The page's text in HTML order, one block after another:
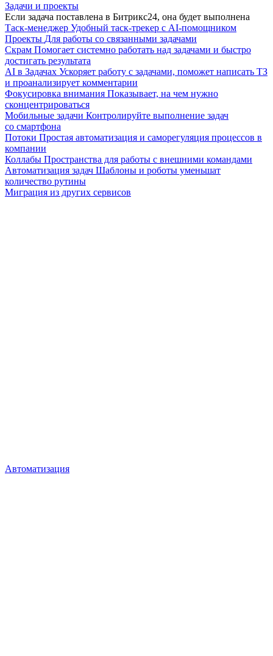
Задачи и проекты
Если задача поставлена в Битрикс24, она будет выполнена
Таск-менеджер Удобный таск-трекер с AI-помощником
Проекты Для работы со связанными задачами
Скрам Помогает системно работать над задачами и быстро
достигать результата
AI в Задачах Ускоряет работу с задачами, поможет написать ТЗ
и проанализирует комментарии
Фокусировка внимания Показывает, на чем нужно
сконцентрироваться
Мобильные задачи Контролируйте выполнение задач
со смартфона
Потоки Простая автоматизация и саморегуляция процессов в
компании
Коллабы Пространства для работы с внешними командами
Автоматизация задач Шаблоны и роботы уменьшат
количество рутины
Миграция из других сервисов
Автоматизация